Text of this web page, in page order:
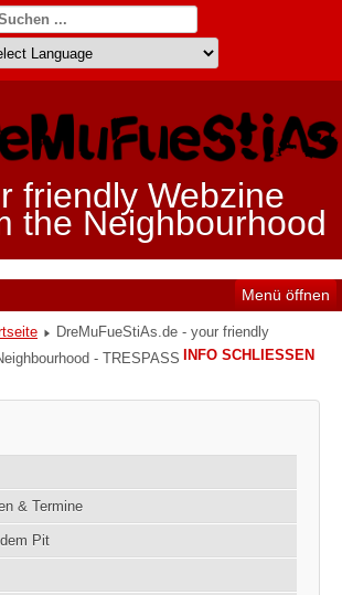
friendly Webzine
the Neighbourhood
Menü öffnen
DreMuFueStiAs.de - your friendly
- TRESPASS
& Termine
Pit
INFO SCHLIESSEN